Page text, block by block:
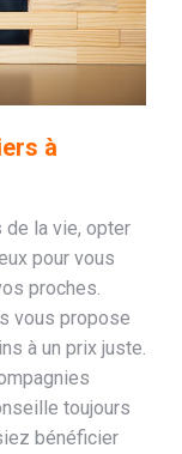
à
de la vie, opter
pour vous
proches.
vous propose
à un prix juste.
toujours
bénéficier